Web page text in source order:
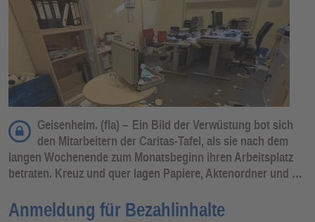
Geisenheim. (fla) – Ein Bild der Verwüstung bot sich
den Mitarbeitern der Caritas-Tafel, als sie nach dem
langen Wochenende zum Monatsbeginn ihren Arbeitsplatz
betraten. Kreuz und quer lagen Papiere, Aktenordner und …
Anmeldung für Bezahlinhalte